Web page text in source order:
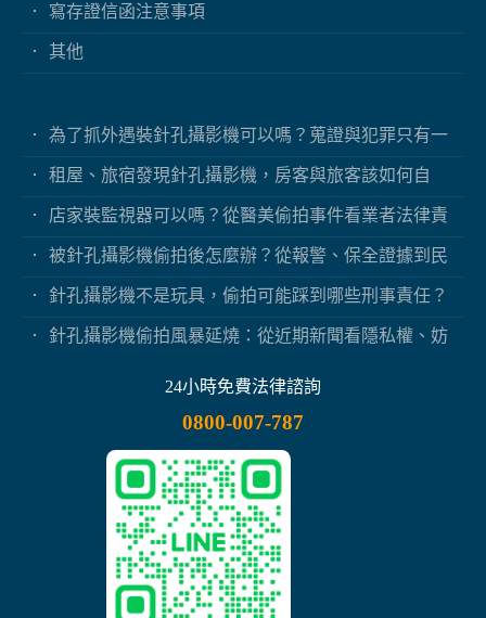
寫存證信函注意事項
其他
為了抓外遇裝針孔攝影機可以嗎？蒐證與犯罪只有一
租屋、旅宿發現針孔攝影機，房客與旅客該如何自
店家裝監視器可以嗎？從醫美偷拍事件看業者法律責
被針孔攝影機偷拍後怎麼辦？從報警、保全證據到民
針孔攝影機不是玩具，偷拍可能踩到哪些刑事責任？
針孔攝影機偷拍風暴延燒：從近期新聞看隱私權、妨
24小時免費法律諮詢
0800-007-787